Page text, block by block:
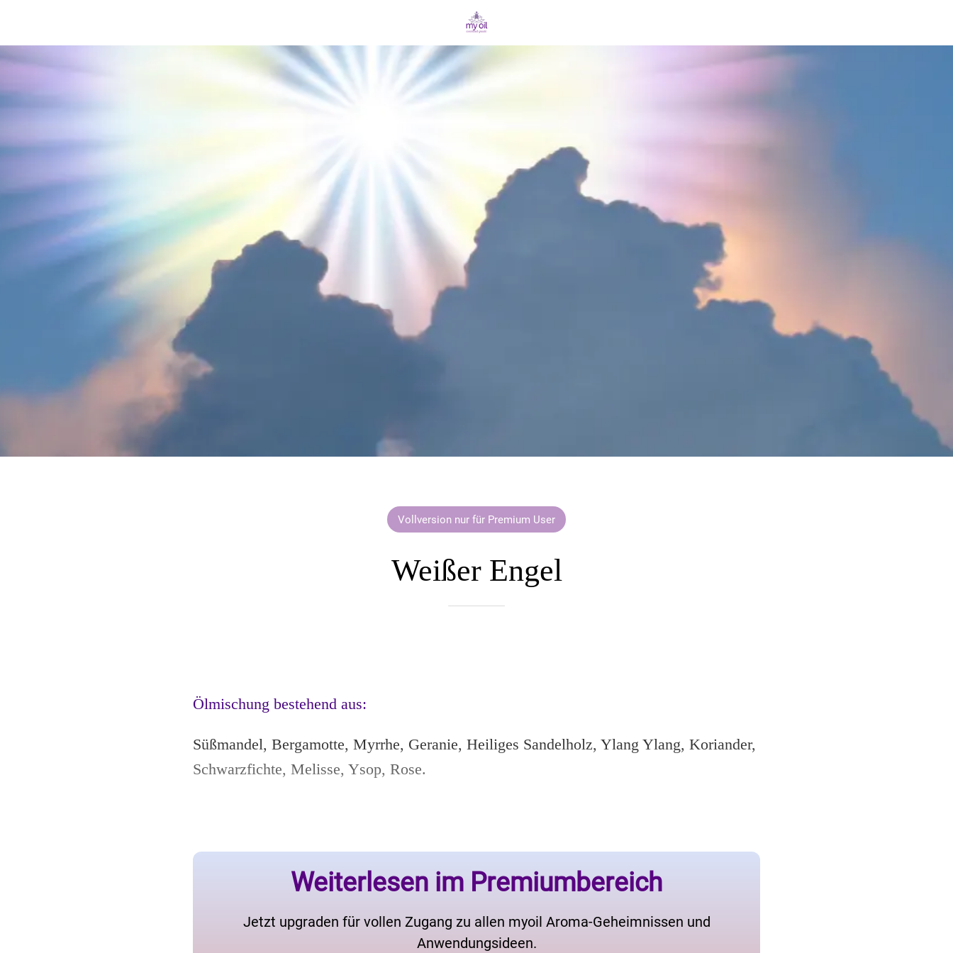
Vollversion nur für Premium User
Weißer Engel
Ölmischung bestehend aus:
Süßmandel, Bergamotte, Myrrhe, Geranie, Heiliges Sandelholz, Ylang Ylang, Koriander,
Schwarzfichte, Melisse, Ysop, Rose.
Weiterlesen im Premiumbereich
Jetzt upgraden für vollen Zugang zu allen myoil Aroma-Geheimnissen und
Anwendungsideen.